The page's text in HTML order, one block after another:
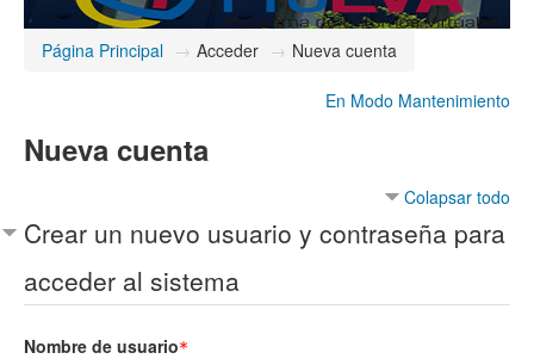
Página Principal → Acceder → Nueva cuenta
En Modo Mantenimiento
Nueva cuenta
Colapsar todo
Crear un nuevo usuario y contraseña para
acceder al sistema
Nombre de usuario